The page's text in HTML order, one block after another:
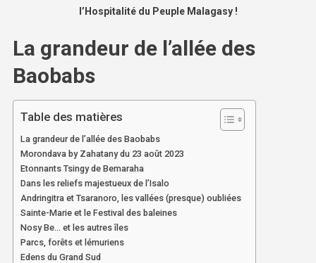
l’Hospitalité du Peuple Malagasy !
La grandeur de l’allée des
Baobabs
Table des matières
La grandeur de l’allée des Baobabs
Morondava by Zahatany du 23 août 2023
Etonnants Tsingy de Bemaraha
Dans les reliefs majestueux de l’Isalo
Andringitra et Tsaranoro, les vallées (presque) oubliées
Sainte-Marie et le Festival des baleines
Nosy Be… et les autres îles
Parcs, forêts et lémuriens
Edens du Grand Sud